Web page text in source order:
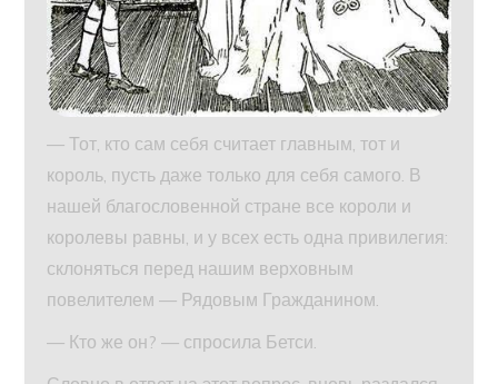
— Тот, кто сам себя считает главным, тот и
король, пусть даже только для себя самого. В
нашей благословенной стране все короли и
королевы равны, и у всех есть одна привилегия:
склоняться перед нашим верховным
повелителем — Рядовым Гражданином.
— Кто же он? — спросила Бетси.